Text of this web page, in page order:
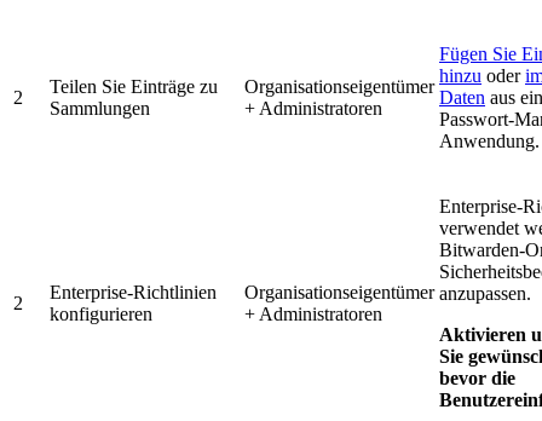
2
Teilen Sie Einträge zu
Sammlungen
Organisationseigentümer
+ Administratoren
Fügen Sie
hinzu oder
Daten aus
Passwort-
Anwendung.
2
Enterprise-Richtlinien
konfigurieren
Organisationseigentümer
+ Administratoren
Enterprise-
verwendet
Bitwarden-
anzupassen.
Aktivieren
Sie
bevor die